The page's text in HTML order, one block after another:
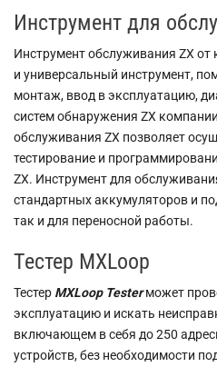
Инструмент для
Инструмент обслуживания ZX
и универсальный инструмент,
монтаж, ввод в эксплуатацию,
систем обнаружения ZX
обслуживания ZX позволяет
тестирование и
ZX. Инструмент для
стандартных аккумуляторов и
так и для переносной работы.
Тестер MXLoop
Тестер MXLoop Testerможет
эксплуатацию и искать
включающем в себя до 250
устройств, без необходимости